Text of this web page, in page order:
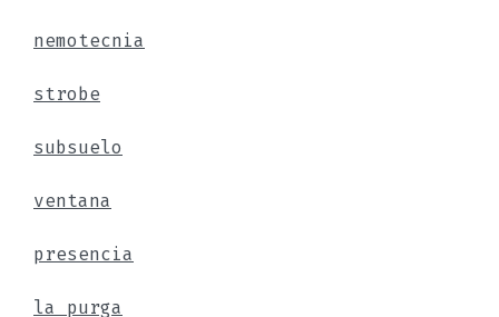
nemotecnia
strobe
subsuelo
ventana
presencia
la purga